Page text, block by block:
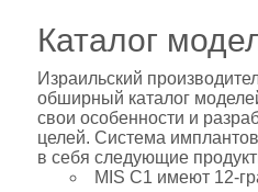
Каталог
Израильский
обширный каталог
свои особенности и
целей. Система
в себя следующие
MIS C1 имеют 12-